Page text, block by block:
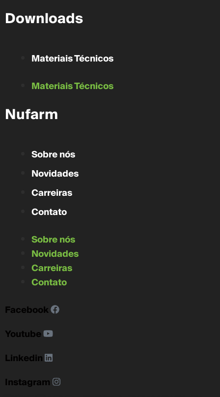
Downloads
Materiais Técnicos
Materiais Técnicos
Nufarm
Sobre nós
Novidades
Carreiras
Contato
Sobre nós
Novidades
Carreiras
Contato
Facebook
Youtube
Linkedin
Instagram